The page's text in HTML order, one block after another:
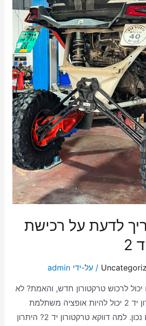
לדעת על רכישת
2
/ על-ידי admin
לרכוש טרקטורון חדש, והאמת? לא
תמיד צריך. טרקטורון יד 2 יכול להיות אופציה משתלמת
ביותר – אם בוחרים נכון. למה דווקא טרקטורון יד 2? היתרון